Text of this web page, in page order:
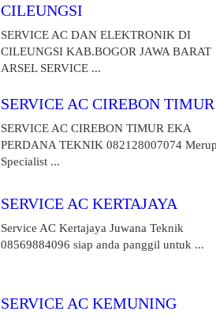
CILEUNGSI
SERVICE AC DAN ELEKTRONIK DI
CILEUNGSI KAB.BOGOR JAWA BARAT
ARSEL SERVICE ...
SERVICE AC CIREBON TIMUR
SERVICE AC CIREBON TIMUR EKA
PERDANA TEKNIK 082128007074
Specialist ...
SERVICE AC KERTAJAYA
Service AC Kertajaya Juwana Teknik
08569884096 siap anda panggil untuk ...
SERVICE AC KEMUNING